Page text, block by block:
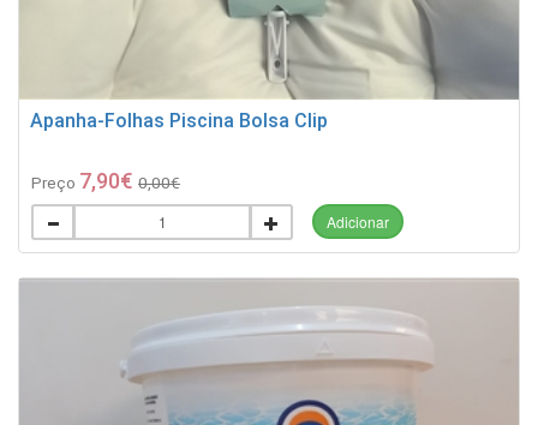
Apanha-Folhas Piscina Bolsa Clip
Preço 7,90€ 0,00€
Adicionar